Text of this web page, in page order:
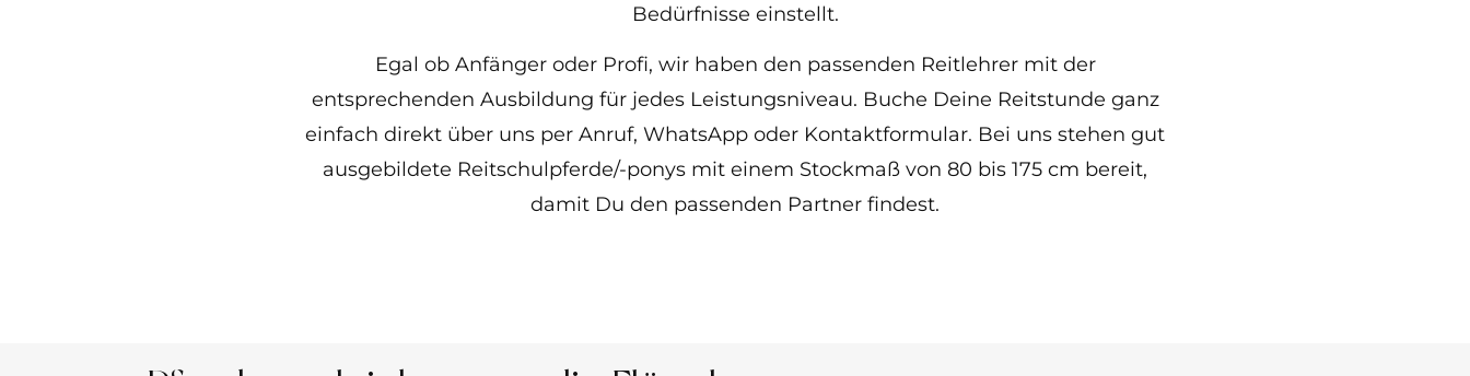
Bedürfnisse einstellt.
Egal ob Anfänger oder Profi, wir haben den passenden Reitlehrer mit der
entsprechenden Ausbildung für jedes Leistungsniveau. Buche Deine Reitstunde ganz
einfach direkt über uns per Anruf, WhatsApp oder Kontaktformular. Bei uns stehen gut
ausgebildete Reitschulpferde/-ponys mit einem Stockmaß von 80 bis 175 cm bereit,
damit Du den passenden Partner findest.